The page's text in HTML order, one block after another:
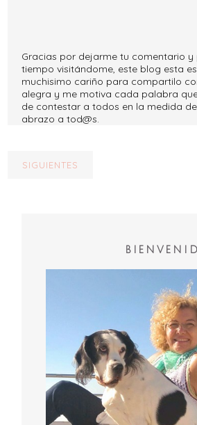
Gracias por dejarme tu comentario
tiempo visitándome, este blog esta
muchisimo cariño para compartilo
alegra y me motiva cada palabra
de contestar a todos en la medida
abrazo a tod@s.
SIGUIENTES